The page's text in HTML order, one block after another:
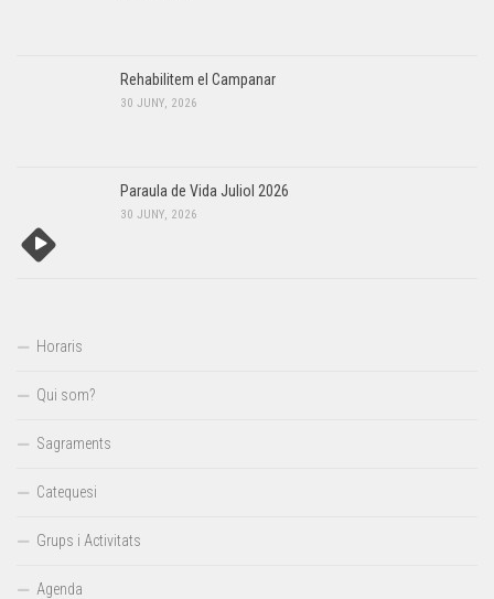
Rehabilitem el Campanar
30 JUNY, 2026
Paraula de Vida Juliol 2026
30 JUNY, 2026
Horaris
Qui som?
Sagraments
Catequesi
Grups i Activitats
Agenda